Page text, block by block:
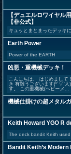
【デュエルロワイヤル
【非公式】
キュッとまとまったデッキ
Earth Power
Power of the EARTH
凶悪・重機械デッキ！
こんにちは、 はじめまして
き 有難うございます(*´▽`
す。 この重機械(ヘビーメ...
機械仕掛けの超メタル
Keith Howard YGO R
The deck bandit Keith
Bandit Keith’s Modern